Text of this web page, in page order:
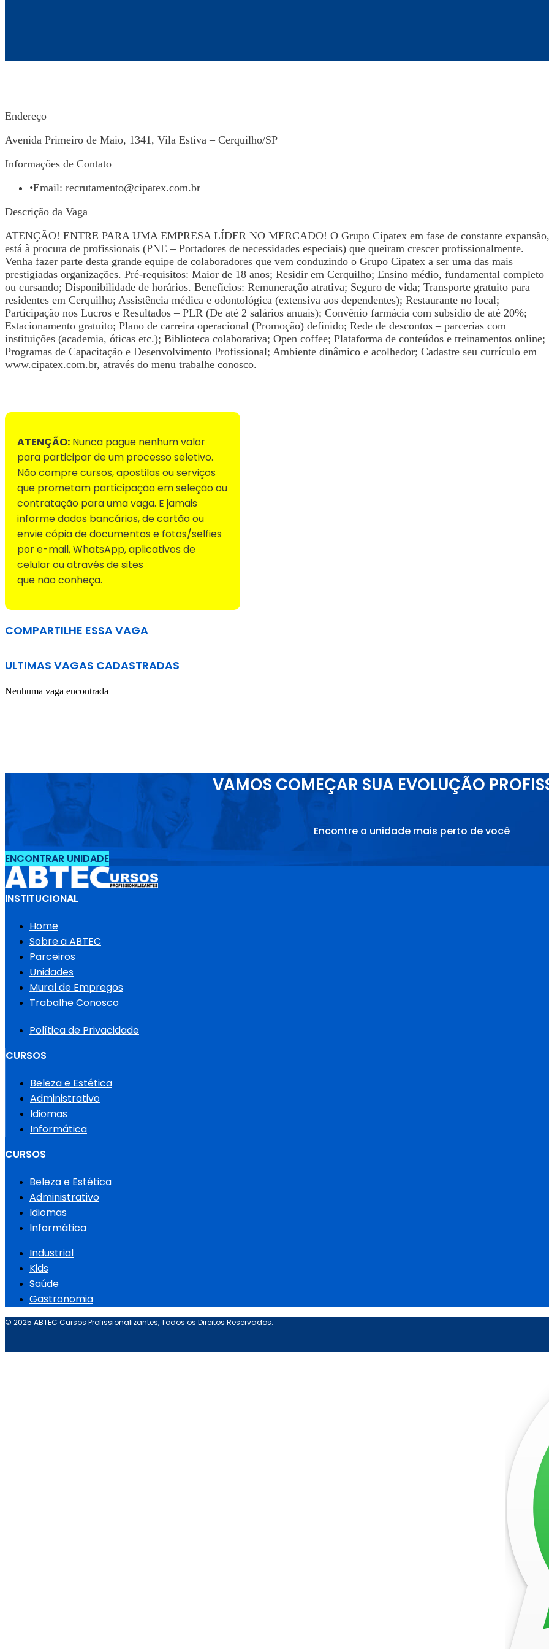
Endereço
Avenida Primeiro de Maio, 1341, Vila Estiva – Cerquilho/SP
Informações de Contato
•Email: recrutamento@cipatex.com.br
Descrição da Vaga
ATENÇÃO! ENTRE PARA UMA EMPRESA LÍDER NO MERCADO! O Grupo Cipatex em fase de constante expansão,
está à procura de profissionais (PNE – Portadores de necessidades especiais) que queiram crescer profissionalmente.
Venha fazer parte desta grande equipe de colaboradores que vem conduzindo o Grupo Cipatex a ser uma das mais
prestigiadas organizações. Pré-requisitos: Maior de 18 anos; Residir em Cerquilho; Ensino médio, fundamental completo
ou cursando; Disponibilidade de horários. Benefícios: Remuneração atrativa; Seguro de vida; Transporte gratuito para
residentes em Cerquilho; Assistência médica e odontológica (extensiva aos dependentes); Restaurante no local;
Participação nos Lucros e Resultados – PLR (De até 2 salários anuais); Convênio farmácia com subsídio de até 20%;
Estacionamento gratuito; Plano de carreira operacional (Promoção) definido; Rede de descontos – parcerias com
instituições (academia, óticas etc.); Biblioteca colaborativa; Open coffee; Plataforma de conteúdos e treinamentos online;
Programas de Capacitação e Desenvolvimento Profissional; Ambiente dinâmico e acolhedor; Cadastre seu currículo em
www.cipatex.com.br, através do menu trabalhe conosco.
ATENÇÃO: Nunca pague nenhum valor
para participar de um processo seletivo.
Não compre cursos, apostilas ou serviços
que prometam participação em seleção ou
contratação para uma vaga. E jamais
informe dados bancários, de cartão ou
envie cópia de documentos e fotos/selfies
por e-mail, WhatsApp, aplicativos de
celular ou através de sites
que não conheça.
COMPARTILHE ESSA VAGA
ULTIMAS VAGAS CADASTRADAS
Nenhuma vaga encontrada
VAMOS COMEÇAR SUA EVOLUÇÃO
Encontre a unidade mais perto de você
ENCONTRAR UNIDADE
INSTITUCIONAL
Home
Sobre a ABTEC
Parceiros
Unidades
Mural de Empregos
Trabalhe Conosco
Política de Privacidade
CURSOS
Beleza e Estética
Administrativo
Idiomas
Informática
CURSOS
Beleza e Estética
Administrativo
Idiomas
Informática
Industrial
Kids
Saúde
Gastronomia
© 2025 ABTEC Cursos Profissionalizantes, Todos os Direitos Reservados.